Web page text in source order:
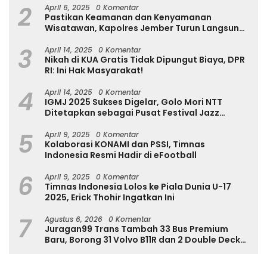
2 April 6, 2025 0 Komentar
Pastikan Keamanan dan Kenyamanan
Wisatawan, Kapolres Jember Turun Langsung
3 April 14, 2025 0 Komentar
Nikah di KUA Gratis Tidak Dipungut Biaya, DPR
RI: Ini Hak Masyarakat!
4 April 14, 2025 0 Komentar
IGMJ 2025 Sukses Digelar, Golo Mori NTT
Ditetapkan sebagai Pusat Festival Jazz
5 April 9, 2025 0 Komentar
Kolaborasi KONAMI dan PSSI, Timnas
Indonesia Resmi Hadir di eFootball
6 April 9, 2025 0 Komentar
Timnas Indonesia Lolos ke Piala Dunia U-17
2025, Erick Thohir Ingatkan Ini
7 Agustus 6, 2026 0 Komentar
Juragan99 Trans Tambah 33 Bus Premium
Baru, Borong 31 Volvo B11R dan 2 Double Decker